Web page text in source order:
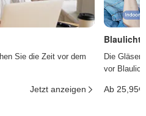
Sie die Zeit vor dem
Jetzt anzeigen
Die Gläser
vor
Ab 25,95€